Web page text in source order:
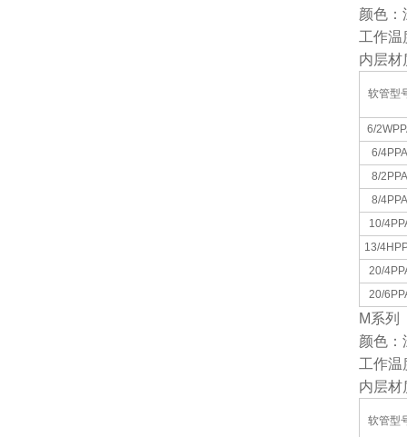
颜色：
工作温
内层材
软管型
6/
6/4PPA
8/2PPA
8/4PPA
10/
13/
20/
20/
M系列
颜色：
工作温
内层材
软管型